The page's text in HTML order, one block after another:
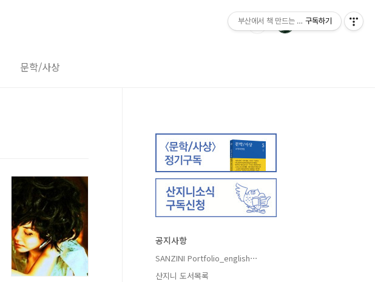
문학/사상
공지사항
SANZINI Portfolio_english⋯
산지니 도서목록
부산에서 책 만드는 이야기 : 산지니출판사 블
구독하기